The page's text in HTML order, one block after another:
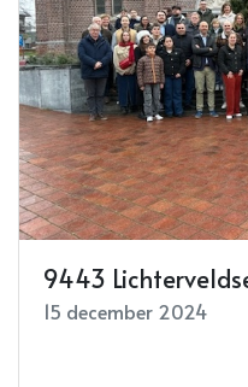
9443
15 december 2024